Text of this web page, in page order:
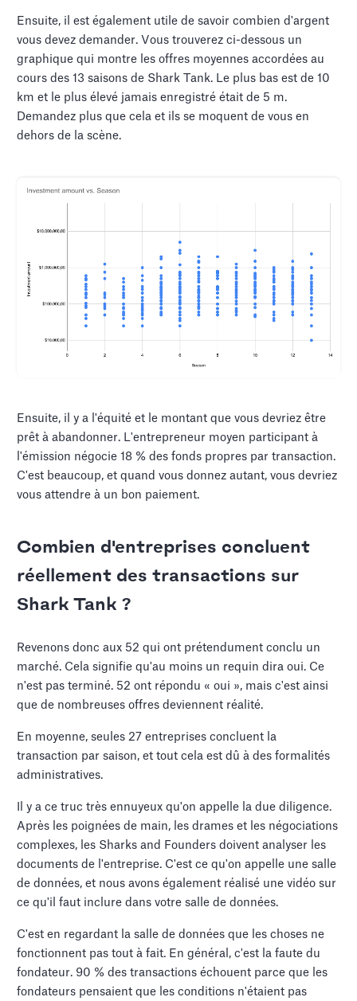
Ensuite, il est également utile de savoir combien d'argent
vous devez demander. Vous trouverez ci-dessous un
graphique qui montre les offres moyennes accordées au
cours des 13 saisons de Shark Tank. Le plus bas est de 10
km et le plus élevé jamais enregistré était de 5 m.
Demandez plus que cela et ils se moquent de vous en
dehors de la scène.
Ensuite, il y a l'équité et le montant que vous devriez être
prêt à abandonner. L'entrepreneur moyen participant à
l'émission négocie 18 % des fonds propres par transaction.
C'est beaucoup, et quand vous donnez autant, vous devriez
vous attendre à un bon paiement.
Combien d'entreprises concluent
réellement des transactions sur
Shark Tank ?
Revenons donc aux 52 qui ont prétendument conclu un
marché. Cela signifie qu'au moins un requin dira oui. Ce
n'est pas terminé. 52 ont répondu « oui », mais c'est ainsi
que de nombreuses offres deviennent réalité.
En moyenne, seules 27 entreprises concluent la
transaction par saison, et tout cela est dû à des formalités
administratives.
Il y a ce truc très ennuyeux qu'on appelle la due diligence.
Après les poignées de main, les drames et les négociations
complexes, les Sharks and Founders doivent analyser les
documents de l'entreprise. C'est ce qu'on appelle une salle
de données, et nous avons également réalisé une vidéo sur
ce qu'il faut inclure dans votre salle de données.
C'est en regardant la salle de données que les choses ne
fonctionnent pas tout à fait. En général, c'est la faute du
fondateur. 90 % des transactions échouent parce que les
fondateurs pensaient que les conditions n'étaient pas